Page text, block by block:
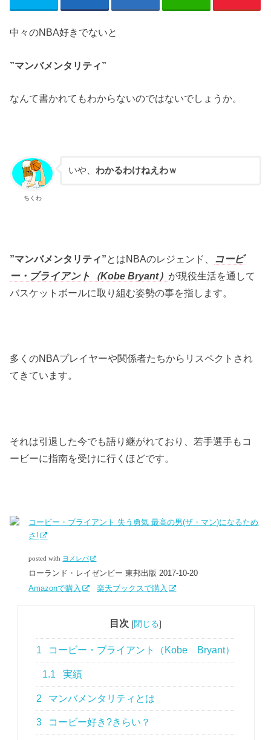
中々のNBA好きでないと
”マンバメンタリティ”
なんて書かれてもわからないのではないでしょうか。
ちくわ
いや、 わかるわけねえわｗ
”マンバメンタリティ”とはNBAのレジェンド、 コービ
ー・ブライアント（Kobe Bryant） が現役生活を通して
バスケットボールに取り組む姿勢の事を指します。
多くのNBAプレイヤーや関係者たちからリスペクトされ
てきています。
それは引退した今でも語り継がれており、若手選手もコ
ービーに指南を受けに行くほどです。
コービー・ブライアント 失う勇気 最高の男(ザ・マン)になるため
さ!
posted with ヨメレバ
ローランド・レイゼンビー 東邦出版 2017-10-20
Amazonで購入
楽天ブックスで購入
目次 [閉じる]
1 コービー・ブライアント（Kobe Bryant）
1.1 実績
2 マンバメンタリティとは
3 コービー好き?きらい？